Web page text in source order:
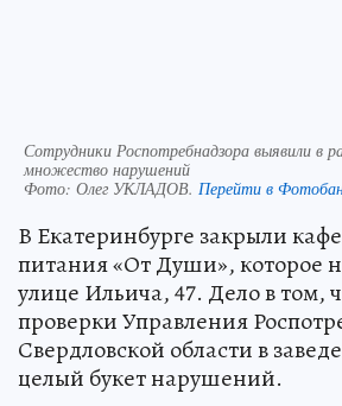
Сотрудники Роспотребнадзора выявили в
множество нарушений
Фото: Олег УКЛАДОВ. Перейти в
В Екатеринбурге закрыли
питания «От Души», которое
улице Ильича, 47. Дело в том,
проверки Управления
Свердловской области в
целый букет нарушений.